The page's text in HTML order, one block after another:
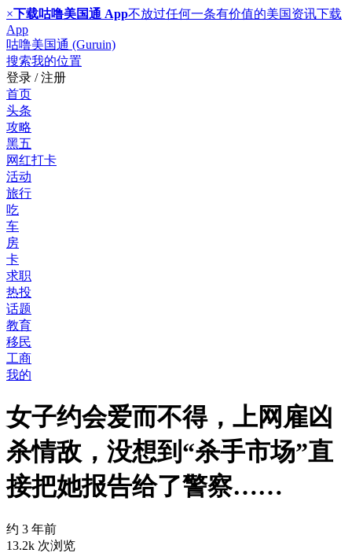
×下载咕噜美国通 App不放过任何一条有价值的美国资讯下载
App
咕噜美国通 (Guruin)
搜索我的位置
登录 / 注册
首页
头条
攻略
黑五
网红打卡
活动
旅行
吃
车
房
卡
求职
热投
话题
教育
移民
工商
我的
女子约会爱而不得，上网雇凶
杀情敌，没想到“杀手市场”直
接把她报告给了警察……
约 3 年前
13.2k 次浏览